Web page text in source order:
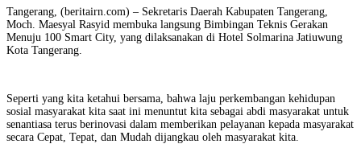
Tangerang, (beritairn.com) – Sekretaris Daerah Kabupaten Tangerang,
Moch. Maesyal Rasyid membuka langsung Bimbingan Teknis Gerakan
Menuju 100 Smart City, yang dilaksanakan di Hotel Solmarina Jatiuwung
Kota Tangerang.
Seperti yang kita ketahui bersama, bahwa laju perkembangan kehidupan
sosial masyarakat kita saat ini menuntut kita sebagai abdi masyarakat untuk
senantiasa terus berinovasi dalam memberikan pelayanan kepada masyarakat
secara Cepat, Tepat, dan Mudah dijangkau oleh masyarakat kita.